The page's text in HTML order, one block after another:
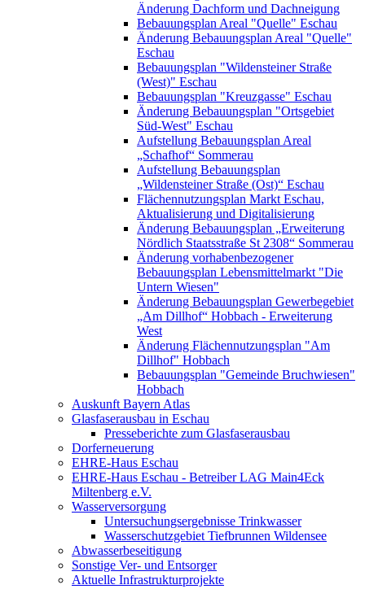
Änderung Dachform und Dachneigung
Bebauungsplan Areal "Quelle" Eschau
Änderung Bebauungsplan Areal "Quelle"
Eschau
Bebauungsplan "Wildensteiner Straße
(West)" Eschau
Bebauungsplan "Kreuzgasse" Eschau
Änderung Bebauungsplan "Ortsgebiet
Süd-West" Eschau
Aufstellung Bebauungsplan Areal
„Schafhof“ Sommerau
Aufstellung Bebauungsplan
„Wildensteiner Straße (Ost)“ Eschau
Flächennutzungsplan Markt Eschau,
Aktualisierung und Digitalisierung
Änderung Bebauungsplan „Erweiterung
Nördlich Staatsstraße St 2308“ Sommerau
Änderung vorhabenbezogener
Bebauungsplan Lebensmittelmarkt "Die
Untern Wiesen"
Änderung Bebauungsplan Gewerbegebiet
„Am Dillhof“ Hobbach - Erweiterung
West
Änderung Flächennutzungsplan "Am
Dillhof" Hobbach
Bebauungsplan "Gemeinde Bruchwiesen"
Hobbach
Auskunft Bayern Atlas
Glasfaserausbau in Eschau
Presseberichte zum Glasfaserausbau
Dorferneuerung
EHRE-Haus Eschau
EHRE-Haus Eschau - Betreiber LAG Main4Eck
Miltenberg e.V.
Wasserversorgung
Untersuchungsergebnisse Trinkwasser
Wasserschutzgebiet Tiefbrunnen Wildensee
Abwasserbeseitigung
Sonstige Ver- und Entsorger
Aktuelle Infrastrukturprojekte